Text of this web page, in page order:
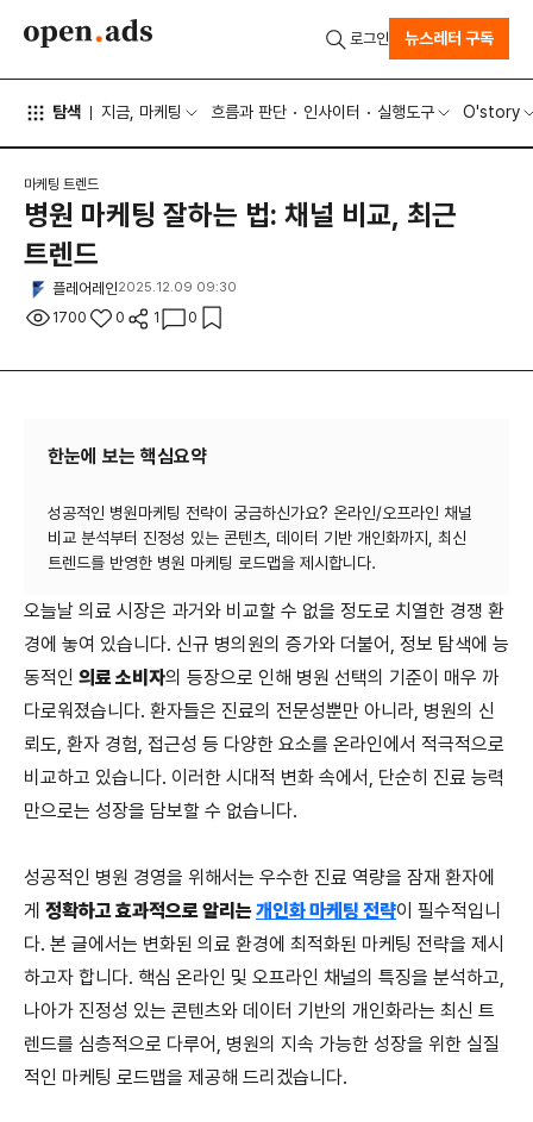
탐색 지금, 마케팅 흐름과 판단 인사이터 실행도구 O'story
로그인 뉴스레터 구독
마케팅 트렌드
병원 마케팅 잘하는 법: 채널 비교, 최근
트렌드
플레어레인2025.12.09 09:30
1700 0 1 0
한눈에 보는 핵심요약
성공적인 병원마케팅 전략이 궁금하신가요? 온라인/오프라인 채널
비교 분석부터 진정성 있는 콘텐츠, 데이터 기반 개인화까지, 최신
오늘날 의료 시장은 과거와 비교할 수 없을 정도로 치열한 경쟁 환
경에 놓여 있습니다. 신규 병의원의 증가와 더불어, 정보 탐색에 능
동적인 의료 소비자의 등장으로 인해 병원 선택의 기준이 매우 까
다로워졌습니다. 환자들은 진료의 전문성뿐만 아니라, 병원의 신
뢰도, 환자 경험, 접근성 등 다양한 요소를 온라인에서 적극적으로
비교하고 있습니다. 이러한 시대적 변화 속에서, 단순히 진료 능력
만으로는 성장을 담보할 수 없습니다.
성공적인 병원 경영을 위해서는 우수한 진료 역량을 잠재 환자에
게 정확하고 효과적으로 알리는개인화 마케팅 전략이 필수적입니
다. 본 글에서는 변화된 의료 환경에 최적화된 마케팅 전략을 제시
하고자 합니다. 핵심 온라인 및 오프라인 채널의 특징을 분석하고,
나아가 진정성 있는 콘텐츠와 데이터 기반의 개인화라는 최신 트
렌드를 심층적으로 다루어, 병원의 지속 가능한 성장을 위한 실질
적인 마케팅 로드맵을 제공해 드리겠습니다.